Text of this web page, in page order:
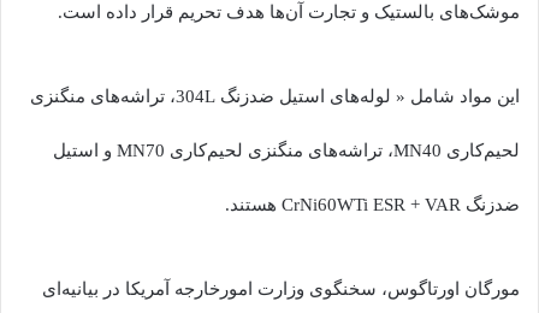
موشک‌های بالستیک و تجارت آن‌ها هدف تحریم‌ قرار داده است.
این مواد شامل « لوله‌های استیل ضدزنگ 304L، تراشه‌های منگنزی
لحیم‌کاری MN40، تراشه‌های منگنزی لحیم‌کاری MN70 و استیل
ضدزنگ CrNi60WTi ESR + VAR هستند.
مورگان اورتاگوس، سخنگوی وزارت امورخارجه آمریکا در بیانیه‌ای